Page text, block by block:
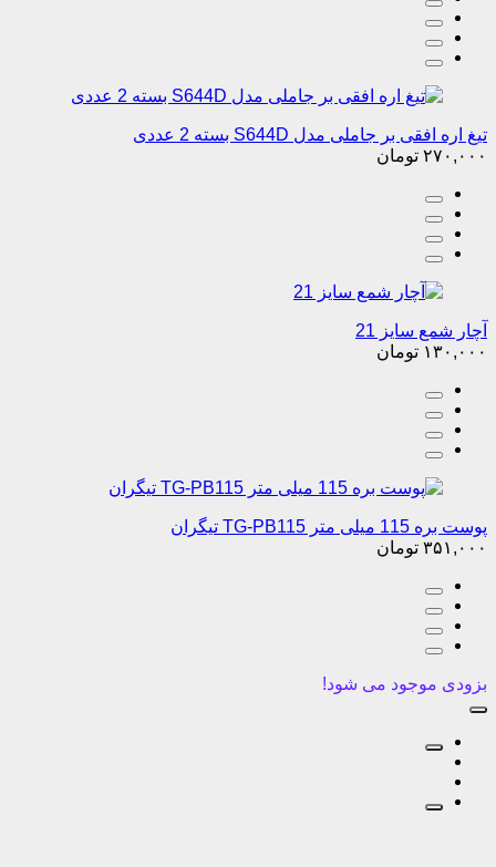
تیغ اره افقی بر جاملی مدل S644D بسته 2 عددی
۲۷۰,۰۰۰ تومان
آچار شمع سایز 21
۱۳۰,۰۰۰ تومان
پوست بره 115 میلی متر TG-PB115 تیگران
۳۵۱,۰۰۰ تومان
بزودی موجود می شود!